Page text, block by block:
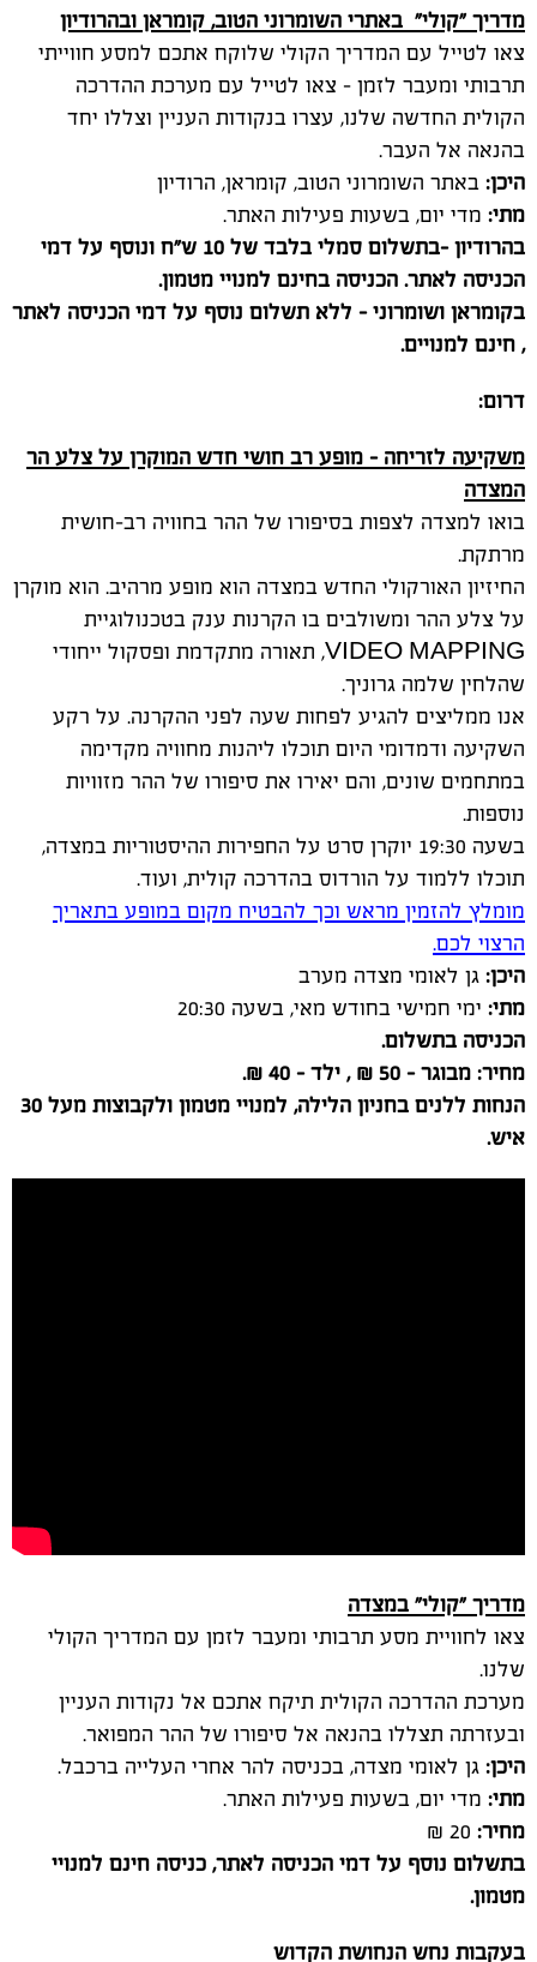
בהנאה אל העבר.
היכן: באתר השומרוני הטוב, קומראן, הרודיון
מתי:מדי יום, בשעות פעילות האתר.
בהרודיון -בתשלום סמלי בלבד של 10 ש"ח ונוסף על דמי
הכניסה לאתר. הכניסה בחינם למנויי מטמון.
בקומראן ושומרוני - ללא תשלום נוסף על דמי הכניסה לאתר
, חינם למנויים.
דרום:
משקיעה לזריחה – מופע רב חושי חדש המוקרן על צלע הר
בואו למצדה לצפות בסיפורו של ההר בחוויה רב-חושית
החיזיון האורקולי החדש במצדה הוא מופע מרהיב. הוא מוקרן
על צלע ההר ומשולבים בו הקרנות ענק בטכנולוגיית
VIDEO MAPPING, תאורה מתקדמת ופסקול ייחודי
שהלחין שלמה גרוניך.
אנו ממליצים להגיע לפחות שעה לפני ההקרנה. על רקע
השקיעה ודמדומי היום תוכלו ליהנות מחוויה מקדימה
במתחמים שונים, והם יאירו את סיפורו של ההר מזוויות
נוספות.
בשעה 19:30 יוקרן סרט על החפירות ההיסטוריות במצדה,
תוכלו ללמוד על הורדוס בהדרכה קולית, ועוד.
מומלץ להזמין מראש וכך להבטיח מקום במופע בתאריך
הרצוי לכם.
היכן:גן לאומי מצדה מערב
מתי: ימי חמישי בחודש מאי, בשעה 20:30
הכניסה בתשלום.
מחיר: מבוגר – 50 ₪ , ילד – 40 ₪.
איש.
שלנו.
ובעזרתה תצללו בהנאה אל סיפורו של ההר המפואר.
היכן: גן לאומי מצדה, בכניסה להר אחרי העלייה ברכבל.
מתי:מדי יום, בשעות פעילות האתר.
מחיר:20 ₪
בתשלום נוסף על דמי הכניסה לאתר, כניסה חינם למנויי
מטמון.
בעקבות נחש הנחושת הקדוש
חוליית שודדי עתיקות גנבה ממצא נדיר – נחש הנחושת
הקדוש.